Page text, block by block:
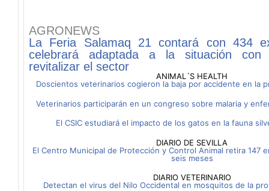
AGRONEWS
La Feria Salamaq 21 contará con 434
celebrará adaptada a la situación
revitalizar el sector
ANIMAL´S HEALTH
Doscientos veterinarios cogieron la baja por accidente en la
Veterinarios participarán en un congreso sobre malaria y
El CSIC estudiará el impacto de los gatos en la fauna
DIARIO DE SEVILLA
El Centro Municipal de Protección y Control Animal retira 147
seis meses
DIARIO VETERINARIO
Detectan el virus del Nilo Occidental en mosquitos de la